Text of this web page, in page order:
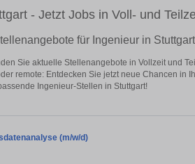
- Jetzt Jobs in Voll- und
für Ingenieur in Stuttgart
Sie aktuelle Stellenangebote in Vollzeit und
remote: Entdecken Sie jetzt neue Chancen in
Ingenieur-Stellen in Stuttgart!
(m/w/d)